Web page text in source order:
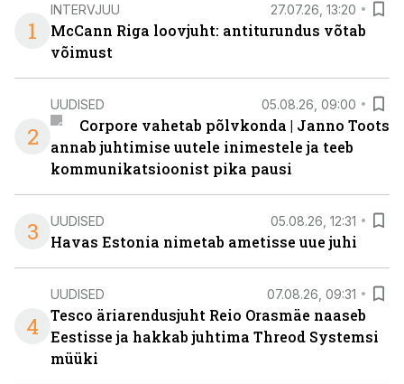
1
INTERVJUU 27.07.26, 13:20
McCann Riga loovjuht: antiturundus võtab
võimust
2
UUDISED 05.08.26, 09:00
Corpore vahetab põlvkonda | Janno Toots
annab juhtimise uutele inimestele ja teeb
kommunikatsioonist pika pausi
3 UUDISED 05.08.26, 12:31
Havas Estonia nimetab ametisse uue juhi
4
UUDISED 07.08.26, 09:31
Tesco äriarendusjuht Reio Orasmäe naaseb
Eestisse ja hakkab juhtima Threod Systemsi
müüki